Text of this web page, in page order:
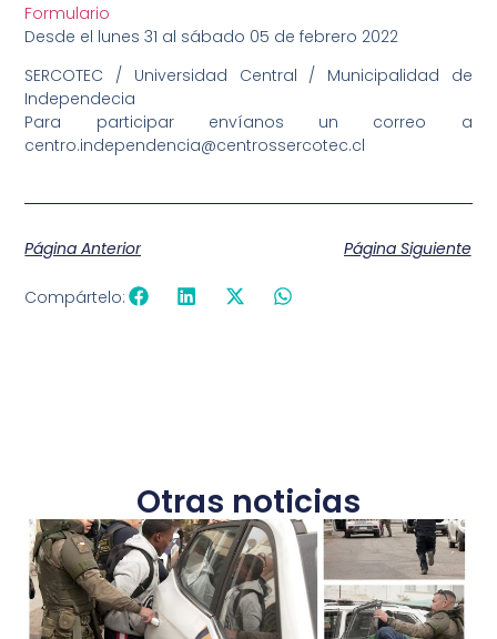
Formulario
Desde el lunes 31 al sábado 05 de febrero 2022
SERCOTEC / Universidad Central / Municipalidad de
Independecia
Para participar envíanos un correo a
centro.independencia@centrossercotec.cl
Página Anterior Página Siguiente
Compártelo:
Otras noticias